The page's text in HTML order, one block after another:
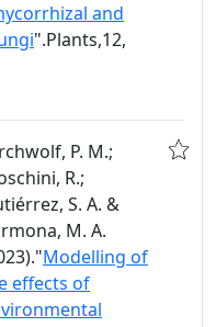
and
".Plants,12,
P. M.;
R.;
S. A. &
M. A.
Modelling of
effects of